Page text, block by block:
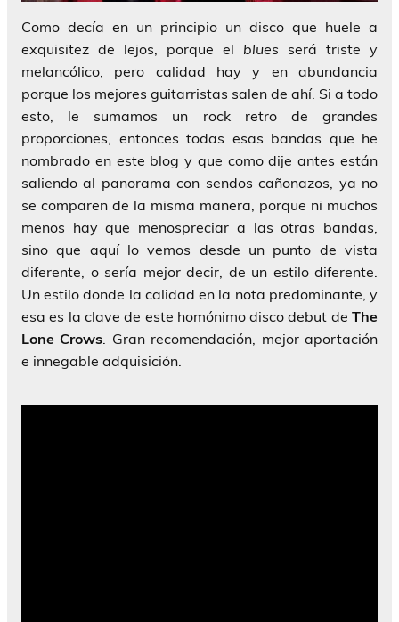
Como decía en un principio un disco que huele a
exquisitez de lejos, porque el blues será triste y
melancólico, pero calidad hay y en abundancia
porque los mejores guitarristas salen de ahí. Si a todo
esto, le sumamos un rock retro de grandes
proporciones, entonces todas esas bandas que he
nombrado en este blog y que como dije antes están
saliendo al panorama con sendos cañonazos, ya no
se comparen de la misma manera, porque ni muchos
menos hay que menospreciar a las otras bandas,
sino que aquí lo vemos desde un punto de vista
diferente, o sería mejor decir, de un estilo diferente.
Un estilo donde la calidad en la nota predominante, y
esa es la clave de este homónimo disco debut de The
Lone Crows. Gran recomendación, mejor aportación
e innegable adquisición.